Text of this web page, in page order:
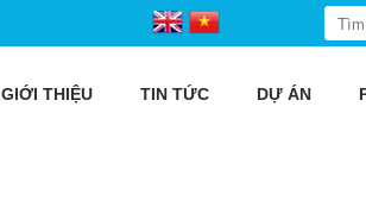
GIỚI THIỆU TIN TỨC DỰ ÁN